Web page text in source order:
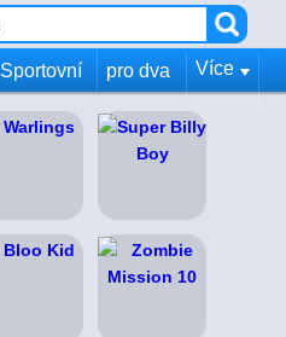
Sportovní pro dva Více